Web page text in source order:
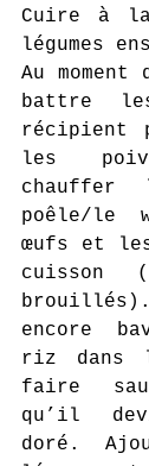
Cuire à
légumes
Au
battre
récipient
les
chauffer
poêle/le
œufs et
cuisson
encore
riz dans
faire
qu’il
doré.